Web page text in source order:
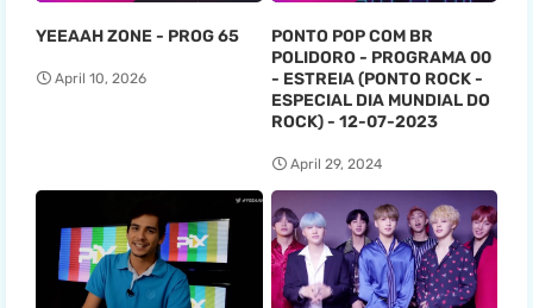
YEEAAH ZONE - PROG 65
April 10, 2026
PONTO POP COM BR
POLIDORO - PROGRAMA 00
- ESTREIA (PONTO ROCK -
ESPECIAL DIA MUNDIAL DO
ROCK) - 12-07-2023
April 29, 2024